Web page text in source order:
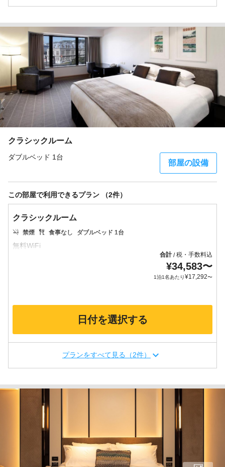
クラシックルーム
ダブルベッド 1台
部屋の設備
この部屋で利用できるプラン （2件）
クラシックルーム
禁煙 食事なし ダブルベッド 1台
合計/税・手数料込
¥34,583〜
1泊1名あたり¥17,292〜
日付を選択する
プランをすべて見る（2件）